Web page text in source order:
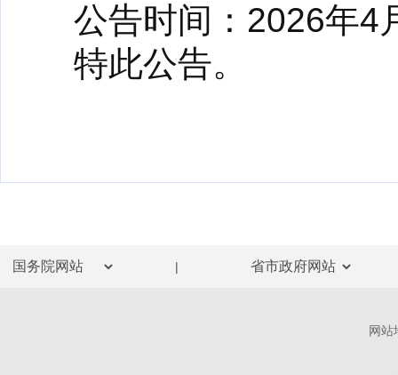
公告时间：2026年4
特此公告。
|
网站